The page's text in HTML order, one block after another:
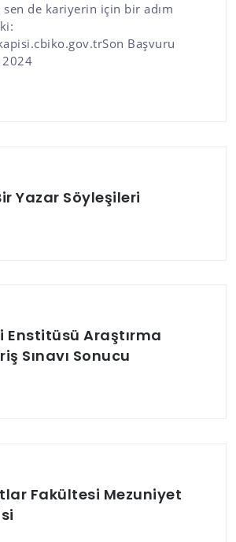
de kariyerin için bir adım
Başvuru
Yazar Söyleşileri
Enstitüsü Araştırma
Sınavı Sonucu
Fakültesi Mezuniyet